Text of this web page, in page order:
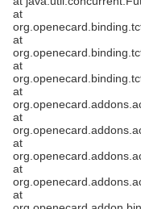
at
at
at
at
at
at
at
at